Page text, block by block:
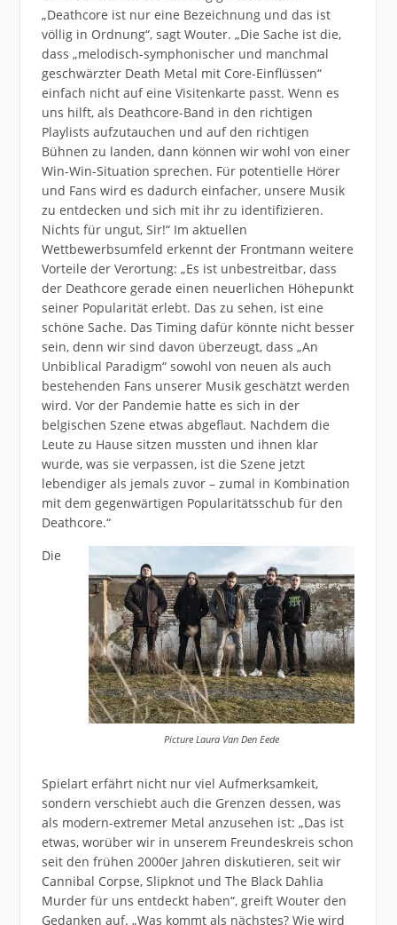
„Deathcore ist nur eine Bezeichnung und das ist
völlig in Ordnung“, sagt Wouter. „Die Sache ist die,
dass „melodisch-symphonischer und manchmal
geschwärzter Death Metal mit Core-Einflüssen“
einfach nicht auf eine Visitenkarte passt. Wenn es
uns hilft, als Deathcore-Band in den richtigen
Playlists aufzutauchen und auf den richtigen
Bühnen zu landen, dann können wir wohl von einer
Win-Win-Situation sprechen. Für potentielle Hörer
und Fans wird es dadurch einfacher, unsere Musik
zu entdecken und sich mit ihr zu identifizieren.
Nichts für ungut, Sir!“ Im aktuellen
Wettbewerbsumfeld erkennt der Frontmann weitere
Vorteile der Verortung: „Es ist unbestreitbar, dass
der Deathcore gerade einen neuerlichen Höhepunkt
seiner Popularität erlebt. Das zu sehen, ist eine
schöne Sache. Das Timing dafür könnte nicht besser
sein, denn wir sind davon überzeugt, dass „An
Unbiblical Paradigm“ sowohl von neuen als auch
bestehenden Fans unserer Musik geschätzt werden
wird. Vor der Pandemie hatte es sich in der
belgischen Szene etwas abgeflaut. Nachdem die
Leute zu Hause sitzen mussten und ihnen klar
wurde, was sie verpassen, ist die Szene jetzt
lebendiger als jemals zuvor – zumal in Kombination
mit dem gegenwärtigen Popularitätsschub für den
Deathcore.“
Picture Laura Van Den Eede
Die
Spielart erfährt nicht nur viel Aufmerksamkeit,
sondern verschiebt auch die Grenzen dessen, was
als modern-extremer Metal anzusehen ist: „Das ist
etwas, worüber wir in unserem Freundeskreis schon
seit den frühen 2000er Jahren diskutieren, seit wir
Cannibal Corpse, Slipknot und The Black Dahlia
Murder für uns entdeckt haben“, greift Wouter den
Gedanken auf. „Was kommt als nächstes? Wie wird